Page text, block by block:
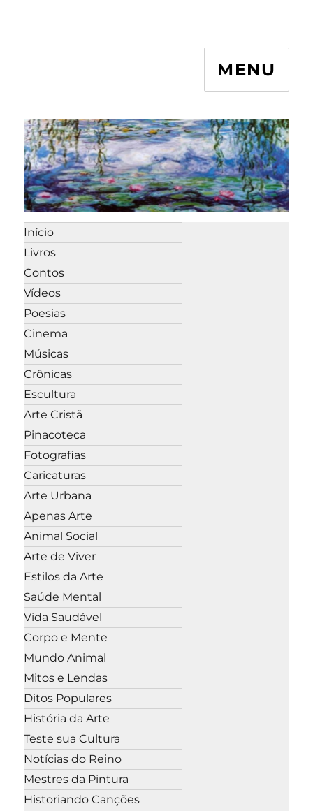
MENU
Início
Livros
Contos
Vídeos
Poesias
Cinema
Músicas
Crônicas
Escultura
Arte Cristã
Pinacoteca
Fotografias
Caricaturas
Arte Urbana
Apenas Arte
Animal Social
Arte de Viver
Estilos da Arte
Saúde Mental
Vida Saudável
Corpo e Mente
Mundo Animal
Mitos e Lendas
Ditos Populares
História da Arte
Teste sua Cultura
Notícias do Reino
Mestres da Pintura
Historiando Canções